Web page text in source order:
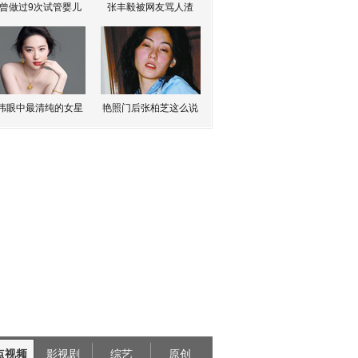
做过9次试管婴儿 张丰毅被网友骂人渣
眼中最清纯的女星 艳照门后张柏芝这么说
视频 影视剧 综艺 原创